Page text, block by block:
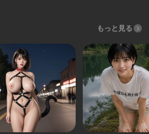
もっと見る